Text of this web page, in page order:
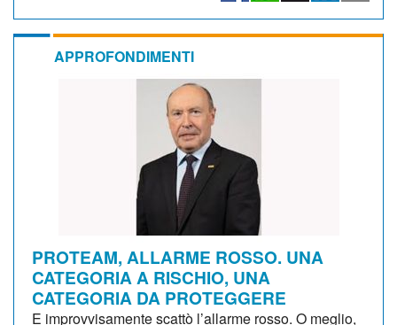
APPROFONDIMENTI
PROTEAM, ALLARME ROSSO. UNA
CATEGORIA A RISCHIO, UNA
CATEGORIA DA PROTEGGERE
E improvvisamente scattò l’allarme rosso. O meglio,